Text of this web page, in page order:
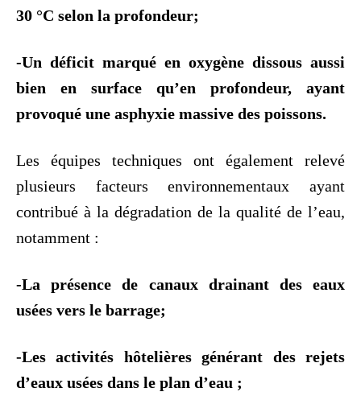
30 °C selon la profondeur;
-Un déficit marqué en oxygène dissous aussi
bien en surface qu’en profondeur, ayant
provoqué une asphyxie massive des poissons.
Les équipes techniques ont également relevé
plusieurs facteurs environnementaux ayant
contribué à la dégradation de la qualité de l’eau,
notamment :
-La présence de canaux drainant des eaux
usées vers le barrage;
-Les activités hôtelières générant des rejets
d’eaux usées dans le plan d’eau ;